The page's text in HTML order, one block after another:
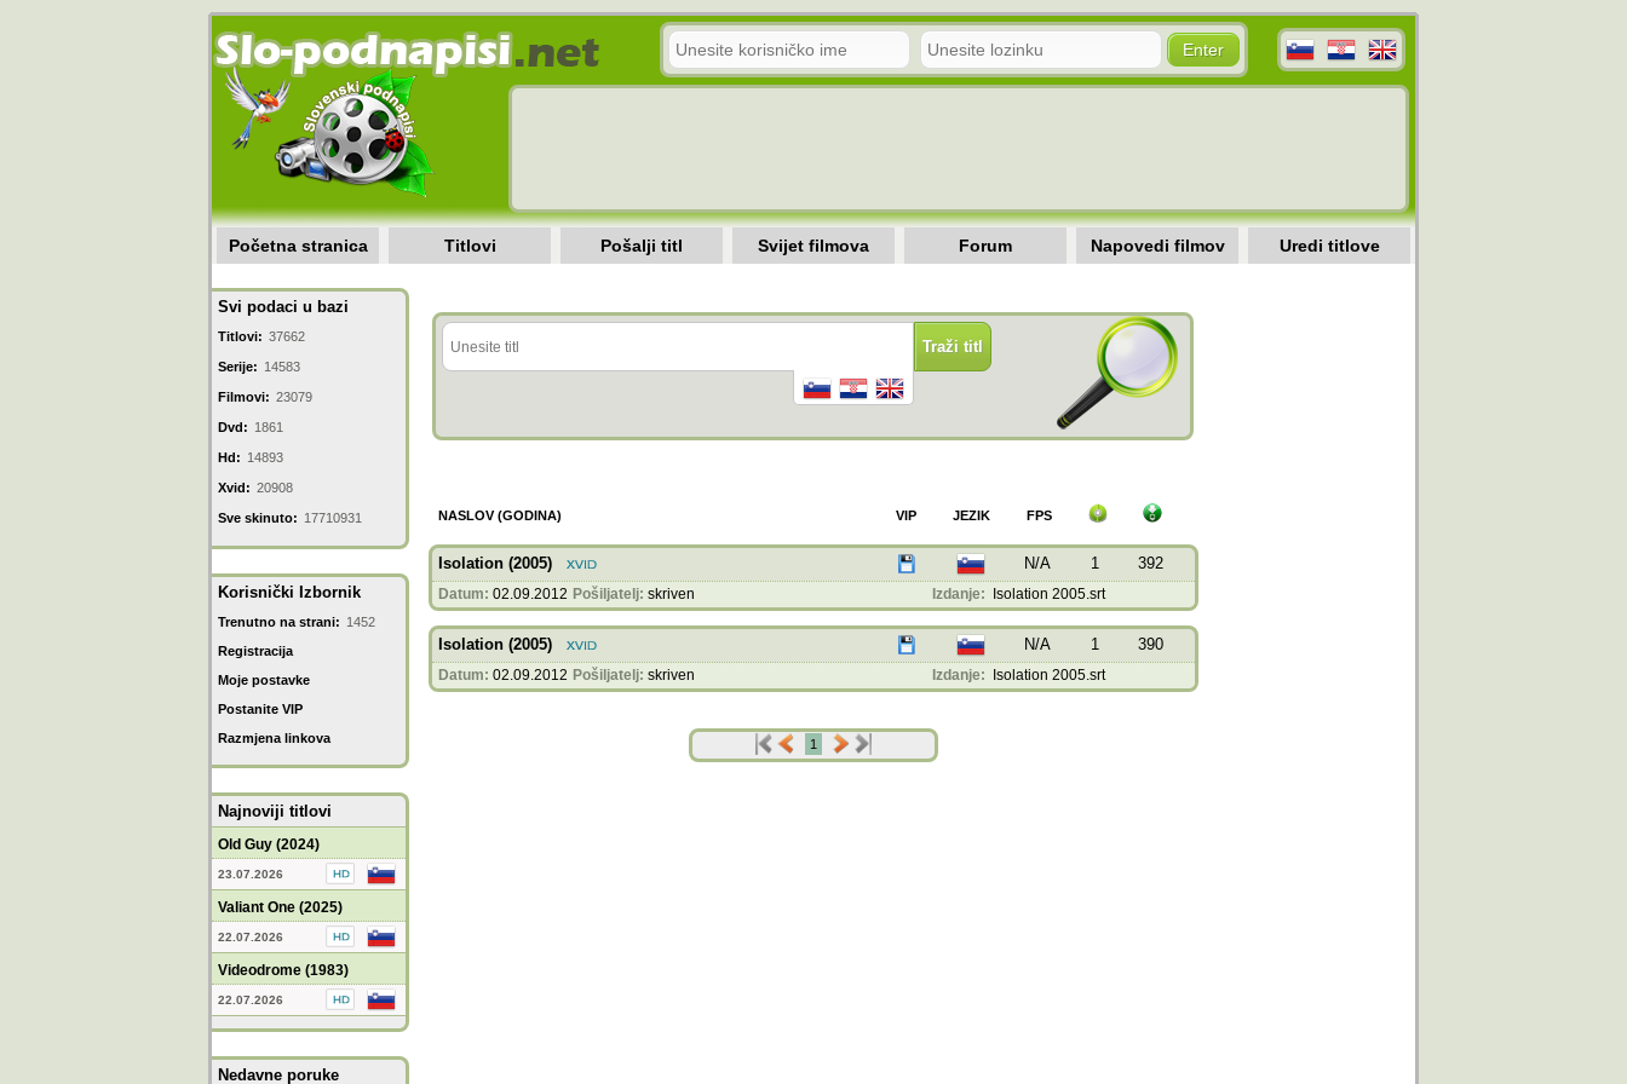
Početna stranica Titlovi Pošalji titl Svijet filmova Forum Napovedi filmov Uredi titlove
Svi podaci u bazi
Titlovi: 37662
Serije: 14583
Filmovi: 23079
Dvd: 1861
Hd: 14893
Xvid: 20908
Sve skinuto: 17710931
Korisnički Izbornik
Trenutno na strani: 1452
Registracija
Moje postavke
Postanite VIP
Razmjena linkova
Najnoviji titlovi
Old Guy (2024)
23.07.2026
Valiant One (2025)
22.07.2026
Videodrome (1983)
22.07.2026
Nedavne poruke
NASLOV (GODINA) FPS
JEZIK
VIP
Isolation (2005) N/A 1 392
Datum: 02.09.2012 Pošiljatelj: skriven Izdanje: Isolation 2005.srt
Isolation (2005) N/A 1 390
Datum: 02.09.2012 Pošiljatelj: skriven Izdanje: Isolation 2005.srt
1